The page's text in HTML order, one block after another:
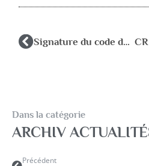
Signature du code de déontologie des psychologues
Dans la catégorie
ARCHIV
Précédent